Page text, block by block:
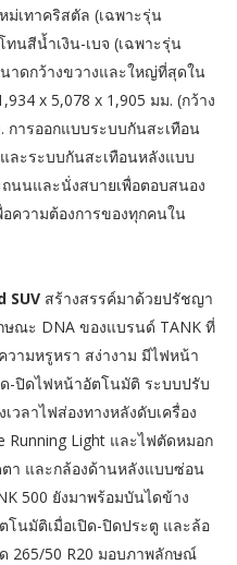
ม่เทาคริสตัล (เฉพาะรุ่น
นสีน้ำเงิน-เบจ (เฉพาะรุ่น
าดกว้างขวางและใหญ่ที่สุดใน
x 5,078 x 1,905 มม. (กว้าง
การออกแบบระบบกันสะเทือน
ละระบบกันสะเทือนหลังแบบ
นนและนั่งสบายเพื่อตอบสนอง
อความต้องการของทุกคนใน
SUV สร้างสรรค์มาด้วยปรัชญา
ณะ DNA ของแบรนด์ TANK ที่
ามหรูหรา สง่างาม มีไฟหน้า
-ปิดไฟหน้าอัตโนมัติ ระบบปรับ
ลาไฟส่องทางหลังดับเครื่อง
Running Light และไฟตัดหมอก
า และกล้องด้านหลังแบบซ่อน
500 ยังมาพร้อมบันไดข้าง
นมัติเมื่อเปิด-ปิดประตู และล้อ
265/50 R20 มอบภาพลักษณ์